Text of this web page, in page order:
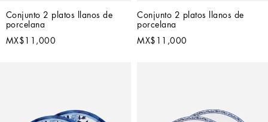
Conjunto 2 platos llanos de
porcelana
MX$11,000
Conjunto 2 platos llanos de
porcelana
MX$11,000